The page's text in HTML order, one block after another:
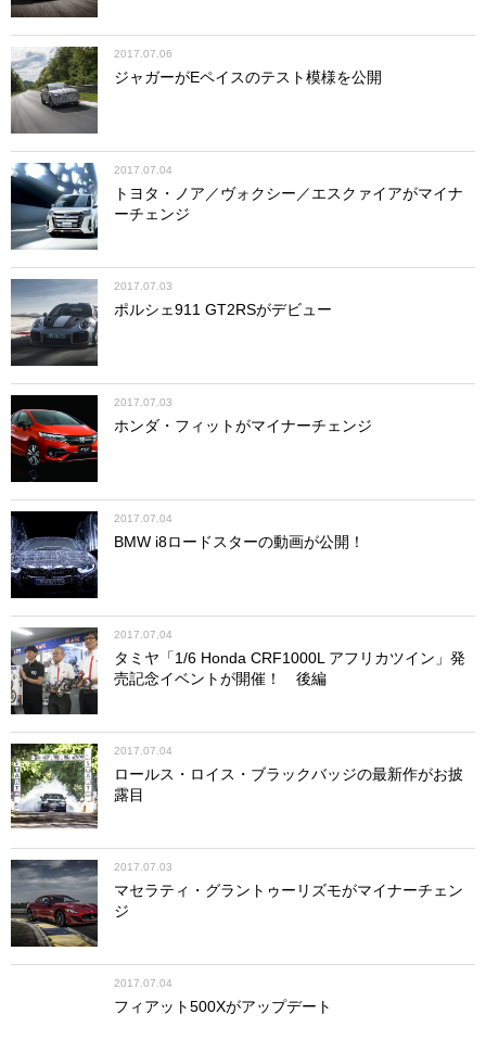
2017.07.06
ジャガーがEペイスのテスト模様を公開
2017.07.04
トヨタ・ノア／ヴォクシー／エスクァイアがマイナ
ーチェンジ
2017.07.03
ポルシェ911 GT2RSがデビュー
2017.07.03
ホンダ・フィットがマイナーチェンジ
2017.07.04
BMW i8ロードスターの動画が公開！
2017.07.04
タミヤ「1/6 Honda CRF1000L アフリカツイン」発
売記念イベントが開催！ 後編
2017.07.04
ロールス・ロイス・ブラックバッジの最新作がお披
露目
2017.07.03
マセラティ・グラントゥーリズモがマイナーチェン
ジ
2017.07.04
フィアット500Xがアップデート